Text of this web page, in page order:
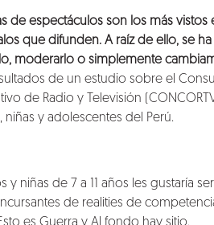
de espectáculos son los más vistos
que difunden. A raíz de ello, se
moderarlo o simplemente
de un estudio sobre el
de Radio y Televisión
niñas y adolescentes del Perú.
y niñas de 7 a 11 años les gustaría
de realities de